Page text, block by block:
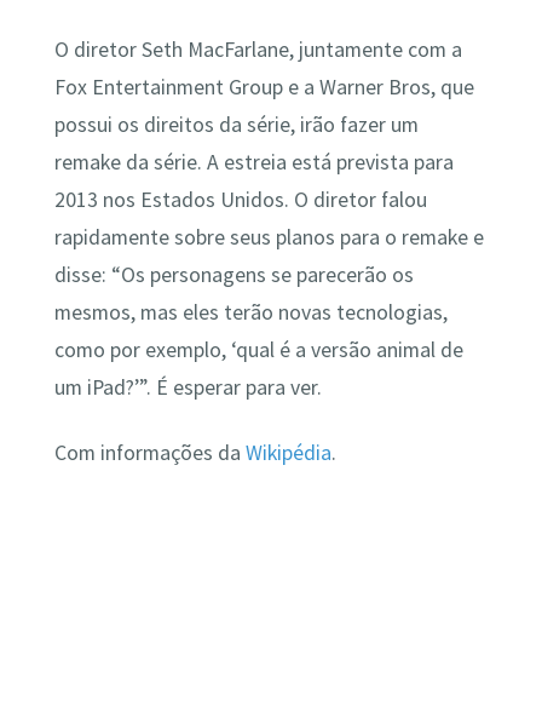
O diretor Seth MacFarlane, juntamente com a
Fox Entertainment Group e a Warner Bros, que
possui os direitos da série, irão fazer um
remake da série. A estreia está prevista para
2013 nos Estados Unidos. O diretor falou
rapidamente sobre seus planos para o remake e
disse: “Os personagens se parecerão os
mesmos, mas eles terão novas tecnologias,
como por exemplo, ‘qual é a versão animal de
um iPad?’”. É esperar para ver.
Com informações da Wikipédia.